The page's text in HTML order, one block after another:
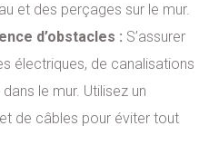
et des perçages sur le mur.
d’obstacles : S’assurer
électriques, de canalisations
le mur. Utilisez un
de câbles pour éviter tout